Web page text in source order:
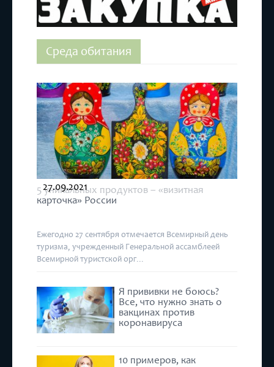
Среда обитания
5 уникальных продуктов – «визитная
карточка» России
27.09.2021
Ежегодно 27 сентября отмечается Всемирный день
туризма, учрежденный Генеральной ассамблеей
Всемирной туристской орг...
Я прививки не боюсь?
Все, что нужно знать о
вакцинах против
коронавируса
10 примеров, как